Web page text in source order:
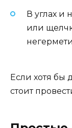
В углах и
или
Если хотя бы
стоит